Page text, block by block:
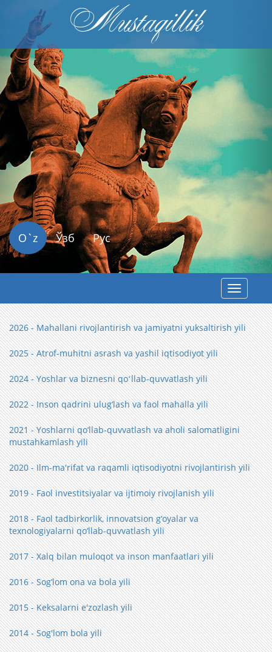
Mustaqillik
Previous
O`z Ўзб Рус
Toggle
2026 - Mahallani rivojlantirish va jamiyatni yuksaltirish yili
2025 - Atrof-muhitni asrash va yashil iqtisodiyot yili
2024 - Yoshlar va biznesni qoʻllab-quvvatlash yili
2022 - Inson qadrini ulug‘lash va faol mahalla yili
2021 - Yoshlarni qo‘llab-quvvatlash va aholi salomatligini
mustahkamlash yili
2020 - Ilm-ma'rifat va raqamli iqtisodiyotni rivojlantirish yili
2019 - Faol investitsiyalar va ijtimoiy rivojlanish yili
2018 - Faol tadbirkorlik, innovatsion g‘oyalar va
texnologiyalarni qo‘llab-quvvatlash yili
2017 - Xalq bilan muloqot va inson manfaatlari yili
2016 - Sog‘lom ona va bola yili
2015 - Keksalarni e'zozlash yili
2014 - Sog'lom bola yili